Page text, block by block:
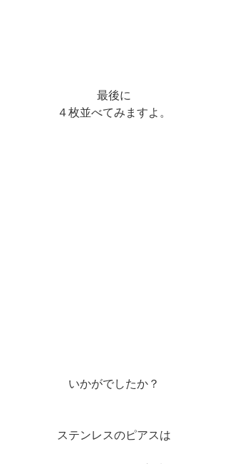
最後に
４枚並べてみますよ。
いかがでしたか？
ステンレスのピアスは